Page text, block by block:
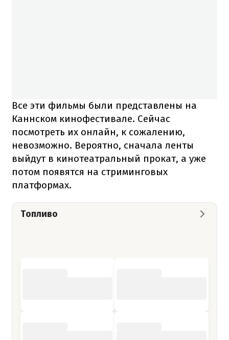
Все эти фильмы были представлены на
Каннском кинофестивале. Сейчас
посмотреть их онлайн, к сожалению,
невозможно. Вероятно, сначала ленты
выйдут в кинотеатральный прокат, а уже
потом появятся на стриминговых
платформах.
Топливо